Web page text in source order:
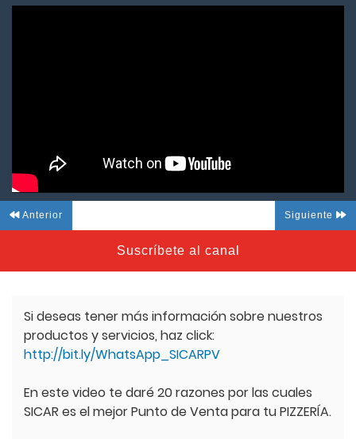
Anterior Siguiente
Suscríbete al canal
Si deseas tener más información sobre nuestros
productos y servicios, haz click:
http://bit.ly/WhatsApp_SICARPV
En este video te daré 20 razones por las cuales
SICAR es el mejor Punto de Venta para tu PIZZERÍA.